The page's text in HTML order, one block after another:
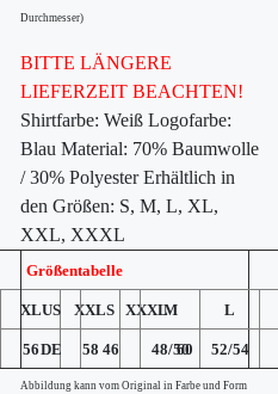
XL XXL XXXL
56 58 60
Durchmesser)
BITTE LÄNGERE
LIEFERZEIT BEACHTEN!
Shirtfarbe: Weiß Logofarbe:
Blau Material: 70% Baumwolle
/ 30% Polyester Erhältlich in
den Größen: S, M, L, XL,
XXL, XXXL
Größentabelle
US S M L
DE 46 48/50 52/54
Abbildung kann vom Original in Farbe und Form